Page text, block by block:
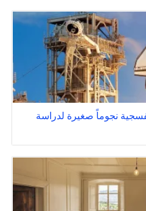
نجوماً صغيرة لدراسة